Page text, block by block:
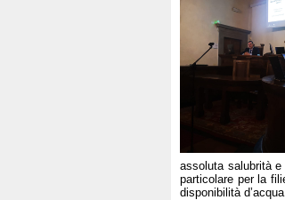
assoluta salubrità
particolare per la
disponibilità